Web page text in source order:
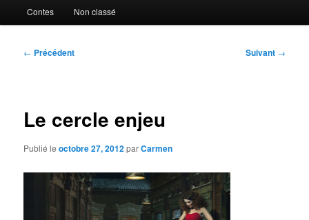
Contes Non classé
Navigation
← Précédent Suivant →
Le cercle enjeu
Publié leoctobre 27, 2012parCarmen